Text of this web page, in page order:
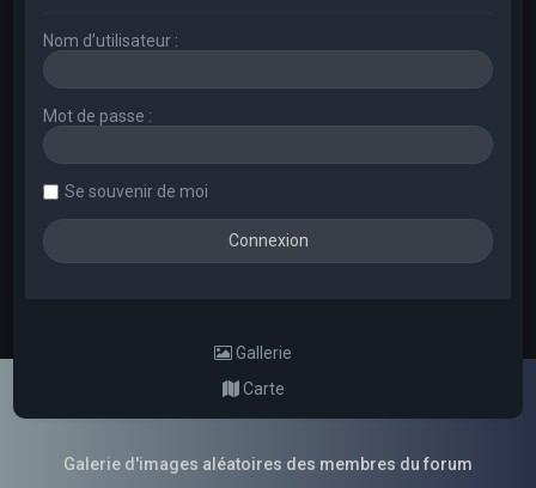
Nom d’utilisateur :
Mot de passe :
Se souvenir de moi
Gallerie
Carte
Galerie d'images aléatoires des membres du forum